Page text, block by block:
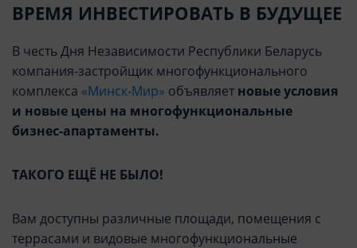
ВРЕМЯ ИНВЕСТИРОВАТЬ В БУДУЩЕЕ
В честь Дня Независимости Республики Беларусь
компания-застройщик многофункционального
комплекса «Минск-Мир» объявляет новые условия
и новые цены на многофункциональные
бизнес-апартаменты.
ТАКОГО ЕЩЁ НЕ БЫЛО!
Вам доступны различные площади, помещения с
террасами и видовые многофункциональные